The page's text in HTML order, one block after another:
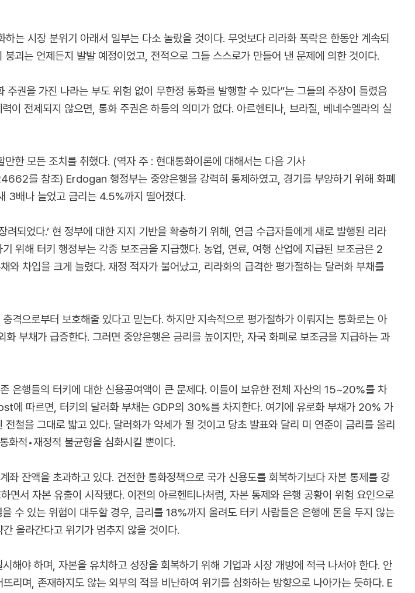
는 시장 분위기 아래서 일부는 다소 놀랐을 것이다. 무엇보다 리라화 폭락은 한동안 계속되
괴는 언제든지 발발 예정이었고, 전적으로 그들 스스로가 만들어 낸 문제에 의한 것이다.
권을 가진 나라는 부도 위험 없이 무한정 통화를 발행할 수 있다”는 그들의 주장이 틀렸음
이 전제되지 않으면, 통화 주권은 하등의 의미가 없다. 아르헨티나, 브라질, 베네수엘라의 실
모든 조치를 취했다. (역자 주 : 현대통화이론에 대해서는 다음 기사
를 참조) Erdogan 행정부는 중앙은행을 강력히 통제하였고, 경기를 부양하기 위해 화폐
3배나 늘었고 금리는 4.5%까지 떨어졌다.
되었다.’ 현 정부에 대한 지지 기반을 확충하기 위해, 연금 수급자들에게 새로 발행된 리라
위해 터키 행정부는 각종 보조금을 지급했다. 농업, 연료, 여행 산업에 지급된 보조금은 2
차입을 크게 늘렸다. 재정 적자가 불어났고, 리라화의 급격한 평가절하는 달러화 부채를
격으로부터 보호해줄 있다고 믿는다. 하지만 지속적으로 평가절하가 이뤄지는 통화로는 아
부채가 급증한다. 그러면 중앙은행은 금리를 높이지만, 자국 화폐로 보조금을 지급하는 과
행들의 터키에 대한 신용공여액이 큰 문제다. 이들이 보유한 전체 자산의 15~20%를 차
에 따르면, 터키의 달러화 부채는 GDP의 30%를 차지한다. 여기에 유로화 부채가 20% 가
철을 그대로 밟고 있다. 달러화가 약세가 될 것이고 당초 발표와 달리 미 연준이 금리를 올리
화적•재정적 불균형을 심화시킬 뿐이다.
잔액을 초과하고 있다. 건전한 통화정책으로 국가 신용도를 회복하기보다 자본 통제를 강
서 자본 유출이 시작됐다. 이전의 아르헨티나처럼, 자본 통제와 은행 공황이 위험 요인으로
수 있는 위험이 대두할 경우, 금리를 18%까지 올려도 터키 사람들은 은행에 돈을 두지 않는
올라간다고 위기가 멈추지 않을 것이다.
해야 하며, 자본을 유치하고 성장을 회복하기 위해 기업과 시장 개방에 적극 나서야 한다. 안
리며, 존재하지도 않는 외부의 적을 비난하여 위기를 심화하는 방향으로 나아가는 듯하다. E